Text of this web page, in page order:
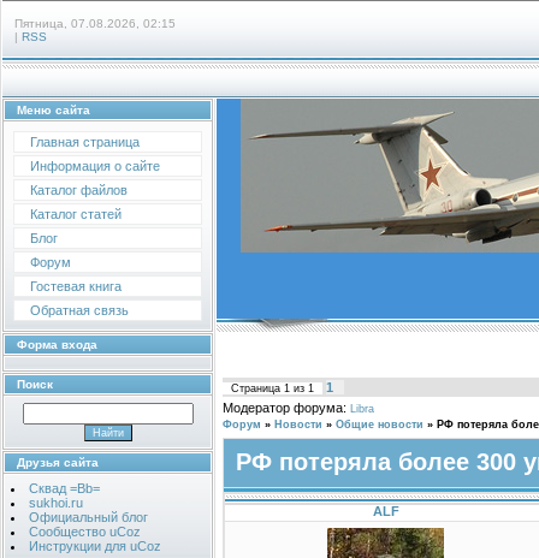
Пятница, 07.08.2026, 02:15
| RSS
Меню сайта
Главная страница
Информация о сайте
Каталог файлов
Каталог статей
Блог
Форум
Гостевая книга
Обратная связь
Форма входа
Поиск
Друзья сайта
Сквад =Bb=
sukhoi.ru
Официальный блог
Сообщество uCoz
Инструкции для uCoz
Страница 1 из 1
1
Модератор форума: Libra
Форум » Новости » Общие новости » РФ потеряла
РФ потеряла более 300
ALF